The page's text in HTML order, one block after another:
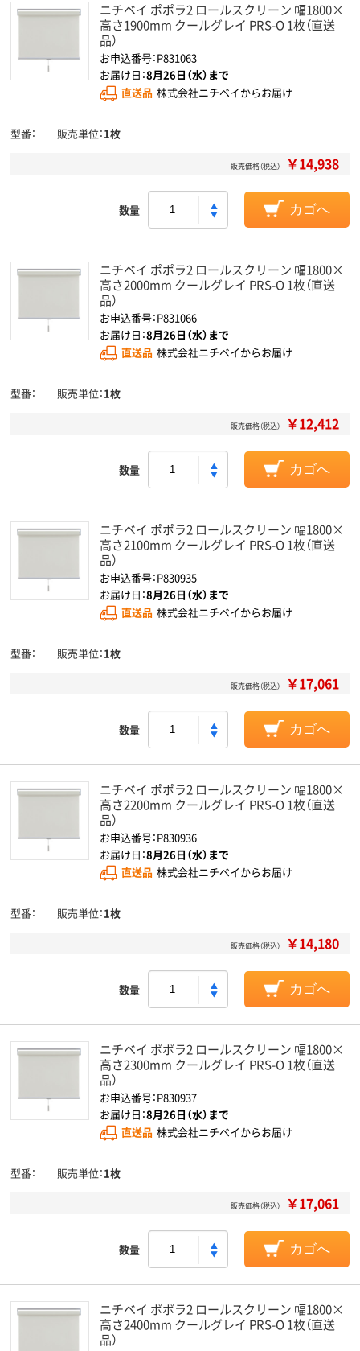
ニチベイ ポポラ2 ロールスクリーン 幅1800×
高さ1900mm クールグレイ PRS-O 1枚（直送
品）
お申込番号：P831063
お届け日：8月26日（水）まで
直送品 株式会社ニチベイからお届け
型番 販売単位 1枚
販売価格（税込） ￥14,938
数量 カゴへ
ニチベイ ポポラ2 ロールスクリーン 幅1800×
高さ2000mm クールグレイ PRS-O 1枚（直送
品）
お申込番号：P831066
お届け日：8月26日（水）まで
直送品 株式会社ニチベイからお届け
型番 販売単位 1枚
販売価格（税込） ￥12,412
数量 カゴへ
ニチベイ ポポラ2 ロールスクリーン 幅1800×
高さ2100mm クールグレイ PRS-O 1枚（直送
品）
お申込番号：P830935
お届け日：8月26日（水）まで
直送品 株式会社ニチベイからお届け
型番 販売単位 1枚
販売価格（税込） ￥17,061
数量 カゴへ
ニチベイ ポポラ2 ロールスクリーン 幅1800×
高さ2200mm クールグレイ PRS-O 1枚（直送
品）
お申込番号：P830936
お届け日：8月26日（水）まで
直送品 株式会社ニチベイからお届け
型番 販売単位 1枚
販売価格（税込） ￥14,180
数量 カゴへ
ニチベイ ポポラ2 ロールスクリーン 幅1800×
高さ2300mm クールグレイ PRS-O 1枚（直送
品）
お申込番号：P830937
お届け日：8月26日（水）まで
直送品 株式会社ニチベイからお届け
型番 販売単位 1枚
販売価格（税込） ￥17,061
数量 カゴへ
ニチベイ ポポラ2 ロールスクリーン 幅1800×
高さ2400mm クールグレイ PRS-O 1枚（直送
品）